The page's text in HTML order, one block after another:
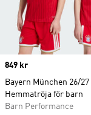
Price
849 kr
Bayern München 26/27
Hemmatröja för barn
Barn Performance